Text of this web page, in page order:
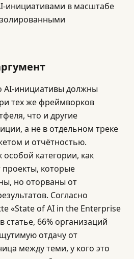
инициативами в масштабе
AI-инициативы должны
тех же фреймворков
что и другие
а не в отдельном треке
и отчётностью.
категории, как
которые
но оторваны от
Согласно
«State of AI in the Enterprise
статье, 66% организаций
отдачу от
между теми, у кого это